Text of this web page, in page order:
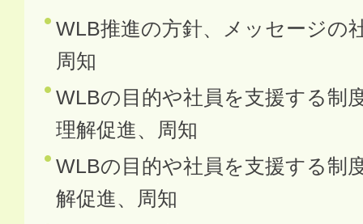
WLB推進の方針、メッセージの
周知
WLBの目的や社員を支援する制
理解促進、周知
WLBの目的や社員を支援する制
解促進、周知